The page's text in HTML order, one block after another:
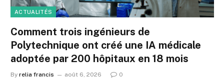
ACTUALITÉS
Comment trois ingénieurs de
Polytechnique ont créé une IA médicale
adoptée par 200 hôpitaux en 18 mois
By relia francis août 6, 2026 0